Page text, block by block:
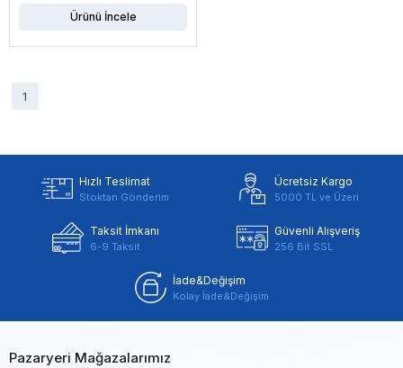
Ürünü İncele
1
Hızlı Teslimat
Stoktan Gönderim
Ücretsiz Kargo
5000 TL ve Üzeri
Taksit İmkanı
6-9 Taksit
Güvenli Alışveriş
256 Bit SSL
İade&Değişim
Kolay İade&Değişim
Pazaryeri Mağazalarımız